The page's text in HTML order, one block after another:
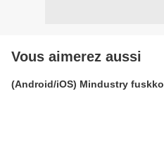
Vous aimerez aussi
(Android/iOS) Mindustry